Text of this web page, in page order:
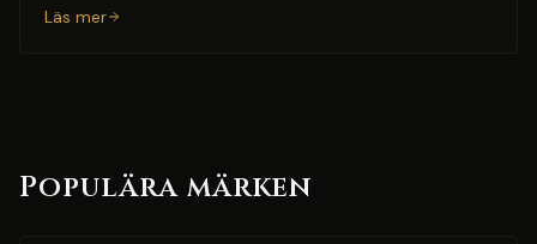
Läs mer
Populära märken